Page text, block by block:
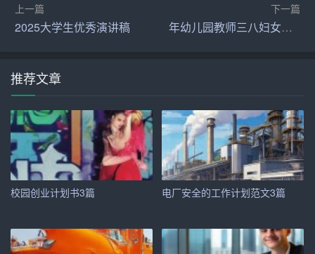
1. 熟练掌握Java、Python、C++等编程语言，具备扎实的
计算机基础知识。
优化能力。
3. 深入了解Linux操作系统，熟悉常用开发工具和环境配
置。
4. 具备良好的团队协作和沟通能力，能够迅速融入团队，
共同推进项目进度。
力。
上一篇
2025大学生优秀演讲稿
下一篇
年幼儿园教师三八妇女节演讲稿
推荐文章
校园创业计划书3篇 电厂安全的工作计划范文3篇